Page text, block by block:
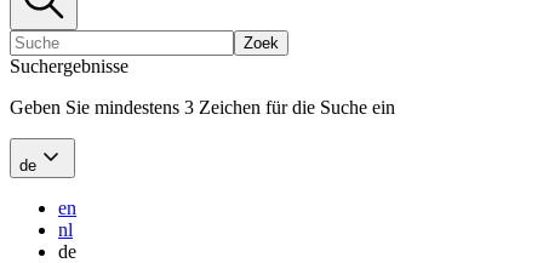
Zoek
Suchergebnisse
Geben Sie mindestens 3 Zeichen für die Suche ein
de
en
nl
de